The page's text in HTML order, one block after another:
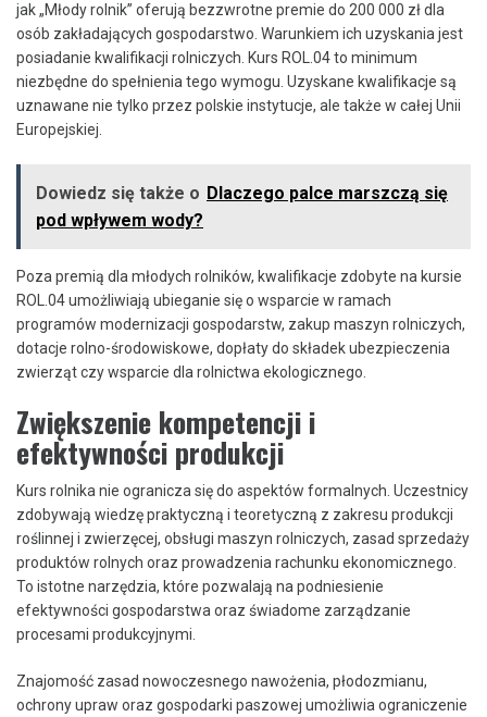
jak „Młody rolnik” oferują bezzwrotne premie do 200 000 zł dla
osób zakładających gospodarstwo. Warunkiem ich uzyskania jest
posiadanie kwalifikacji rolniczych. Kurs ROL.04 to minimum
niezbędne do spełnienia tego wymogu. Uzyskane kwalifikacje są
uznawane nie tylko przez polskie instytucje, ale także w całej Unii
Europejskiej.
Dowiedz się także o Dlaczego palce marszczą się
pod wpływem wody?
Poza premią dla młodych rolników, kwalifikacje zdobyte na kursie
ROL.04 umożliwiają ubieganie się o wsparcie w ramach
programów modernizacji gospodarstw, zakup maszyn rolniczych,
dotacje rolno-środowiskowe, dopłaty do składek ubezpieczenia
zwierząt czy wsparcie dla rolnictwa ekologicznego.
Zwiększenie kompetencji i
efektywności produkcji
Kurs rolnika nie ogranicza się do aspektów formalnych. Uczestnicy
zdobywają wiedzę praktyczną i teoretyczną z zakresu produkcji
roślinnej i zwierzęcej, obsługi maszyn rolniczych, zasad sprzedaży
produktów rolnych oraz prowadzenia rachunku ekonomicznego.
To istotne narzędzia, które pozwalają na podniesienie
efektywności gospodarstwa oraz świadome zarządzanie
procesami produkcyjnymi.
Znajomość zasad nowoczesnego nawożenia, płodozmianu,
ochrony upraw oraz gospodarki paszowej umożliwia ograniczenie